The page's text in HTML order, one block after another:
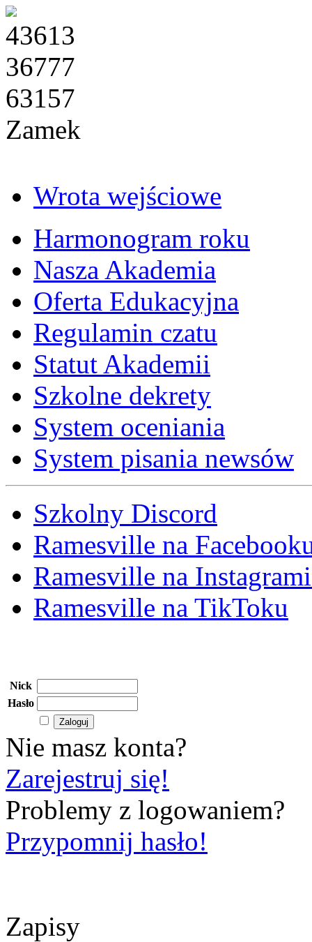
43613
36777
63157
Zamek
Wrota wejściowe
Harmonogram roku
Nasza Akademia
Oferta Edukacyjna
Regulamin czatu
Statut Akademii
Szkolne dekrety
System oceniania
System pisania newsów
Szkolny Discord
Ramesville na
Ramesville na
Ramesville na TikToku
Nick
Hasło
Nie masz konta?
Zarejestruj się!
Problemy z logowaniem?
Przypomnij hasło!
Zapisy